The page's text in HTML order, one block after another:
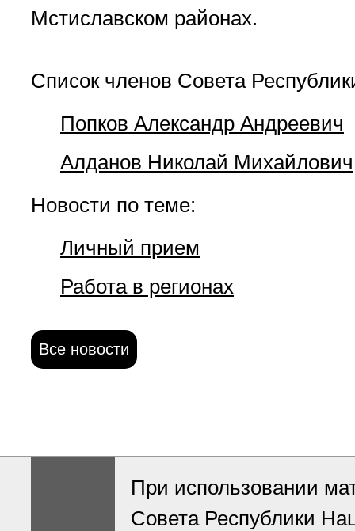
Мстиславском районах.
Список членов Совета
Попков Александр Андреевич
Алданов Николай Михайлович
Новости по теме:
Личный прием
Работа в регионах
Все новости
При использовании
Совета Республики